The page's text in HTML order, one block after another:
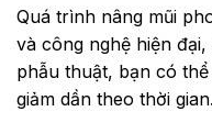
Quá trình nâng mũi
và công nghệ hiện
phẫu thuật, bạn có
giảm dần theo thời gian.